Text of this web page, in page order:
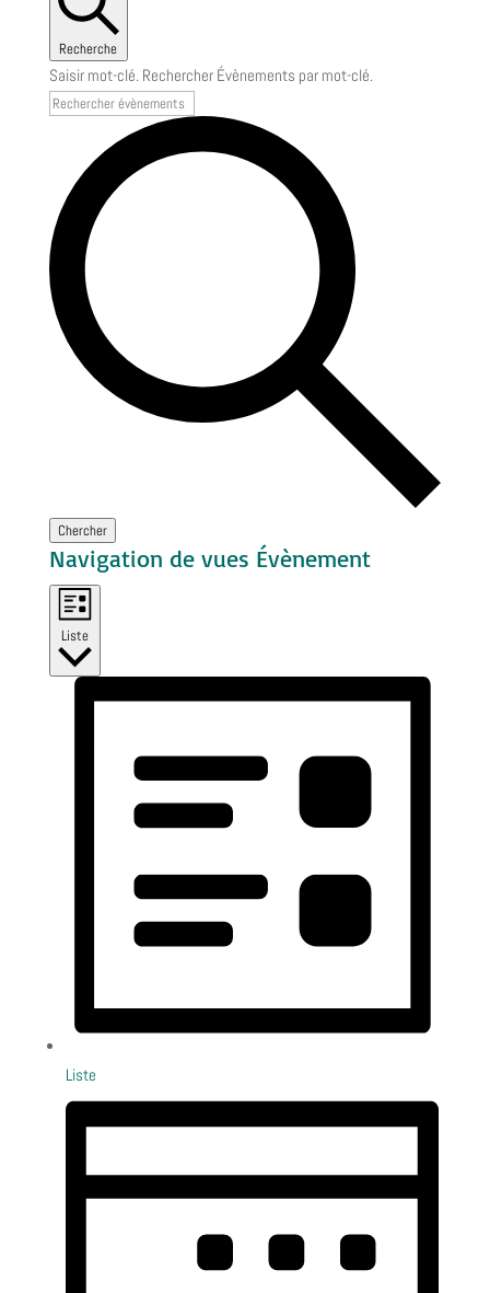
Recherche
Saisir mot-clé. Rechercher Évènements par mot-clé.
Chercher
Navigation de vues Évènement
Liste
Liste